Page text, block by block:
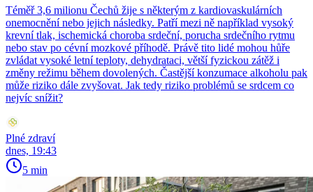
Téměř 3,6 milionu Čechů žije s některým z kardiovaskulárních
onemocnění nebo jejich následky. Patří mezi ně například vysoký
krevní tlak, ischemická choroba srdeční, porucha srdečního rytmu
nebo stav po cévní mozkové příhodě. Právě tito lidé mohou hůře
zvládat vysoké letní teploty, dehydrataci, větší fyzickou zátěž i
změny režimu během dovolených. Častější konzumace alkoholu pak
může riziko dále zvyšovat. Jak tedy riziko problémů se srdcem co
nejvíc snížit?
Plné zdraví
dnes, 19:43
5 min